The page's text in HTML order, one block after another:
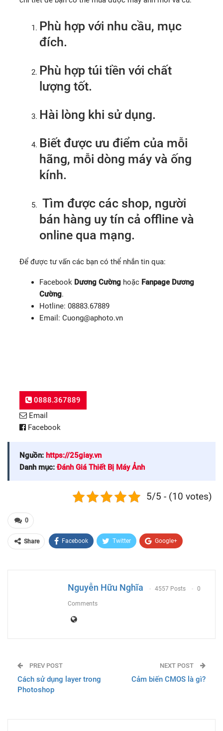
Phù hợp với nhu cầu, mục
đích.
Phù hợp túi tiền với chất
lượng tốt.
Hài lòng khi sử dụng.
Biết được ưu điểm của mỗi
hãng, mỗi dòng máy và ống
kính.
Tìm được các shop, người
bán hàng uy tín cả offline và
online qua mạng.
Để được tư vấn các bạn có thể nhắn tin qua:
Facebook Dương Cường hoặc Fanpage Dương
Cường.
Hotline: 08883.67889
Email: Cuong@aphoto.vn
0888.367889
Email
Facebook
Nguồn: https://25giay.vn
Danh mục: Đánh Giá Thiết Bị Máy Ảnh
5/5 - (10 votes)
0
Share Facebook Twitter Google+
Nguyễn Hữu Nghĩa 4557 Posts 0
Comments
PREV POST
Cách sử dụng layer trong
Photoshop
NEXT POST
Cảm biến CMOS là gì?